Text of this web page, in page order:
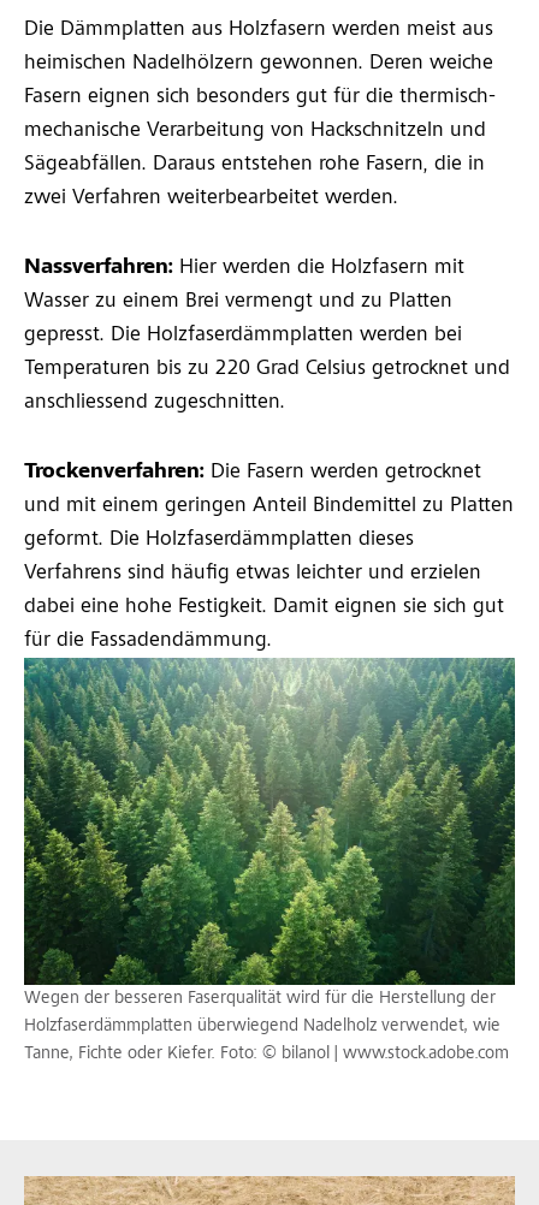
Die Dämmplatten aus Holzfasern werden meist aus
heimischen Nadelhölzern gewonnen. Deren weiche
Fasern eignen sich besonders gut für die thermisch-
mechanische Verarbeitung von Hackschnitzeln und
Sägeabfällen. Daraus entstehen rohe Fasern, die in
zwei Verfahren weiterbearbeitet werden.
Nassverfahren: Hier werden die Holzfasern mit
Wasser zu einem Brei vermengt und zu Platten
gepresst. Die Holzfaserdämmplatten werden bei
Temperaturen bis zu 220 Grad Celsius getrocknet und
anschliessend zugeschnitten.
Trockenverfahren: Die Fasern werden getrocknet
und mit einem geringen Anteil Bindemittel zu Platten
geformt. Die Holzfaserdämmplatten dieses
Verfahrens sind häufig etwas leichter und erzielen
dabei eine hohe Festigkeit. Damit eignen sie sich gut
für die Fassadendämmung.
Wegen der besseren Faserqualität wird für die Herstellung der
Holzfaserdämmplatten überwiegend Nadelholz verwendet, wie
Tanne, Fichte oder Kiefer. Foto: © bilanol | www.stock.adobe.com